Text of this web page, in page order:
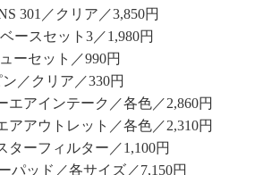
301／クリア／3,850円
ースセット3／1,980円
ーセット／990円
／クリア／330円
エアインテーク／各色／2,860円
アアウトレット／各色／2,310円
ターフィルター／1,100円
パッド／各サイズ／7,150円